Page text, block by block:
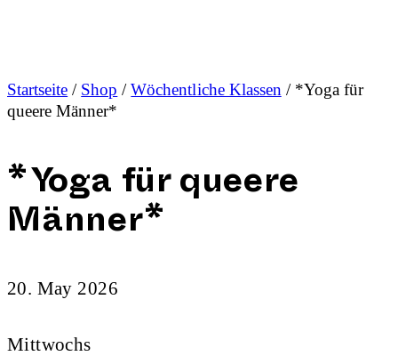
Startseite / Shop /Wöchentliche Klassen/ *Yoga für
queere Männer*
*Yoga für queere
Männer*
20. May 2026
Mittwochs